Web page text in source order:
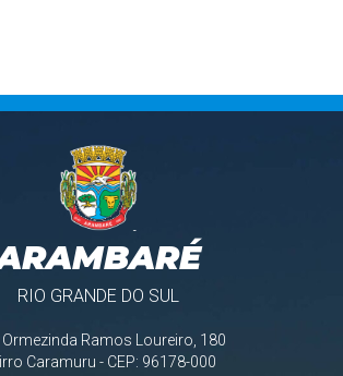
RIO GRANDE DO SUL
Ormezinda Ramos Loureiro, 180
Caramuru - CEP: 96178-000